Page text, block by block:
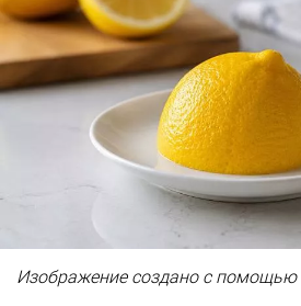
Изображение создано с помощью